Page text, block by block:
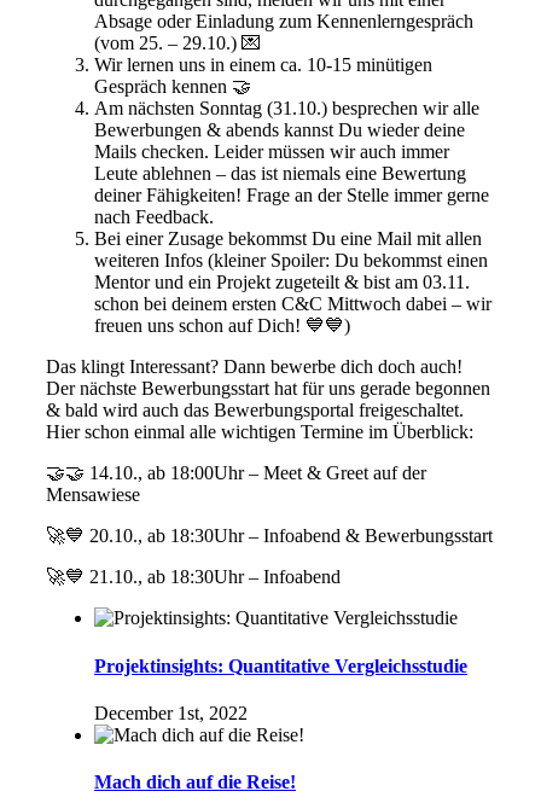
Absage oder Einladung zum Kennenlerngespräch
(vom 25. – 29.10.) 💌
Wir lernen uns in einem ca. 10-15 minütigen
Gespräch kennen 🤝
Am nächsten Sonntag (31.10.) besprechen wir alle
Bewerbungen & abends kannst Du wieder deine
Mails checken. Leider müssen wir auch immer
Leute ablehnen – das ist niemals eine Bewertung
deiner Fähigkeiten! Frage an der Stelle immer gerne
nach Feedback.
Bei einer Zusage bekommst Du eine Mail mit allen
weiteren Infos (kleiner Spoiler: Du bekommst einen
Mentor und ein Projekt zugeteilt & bist am 03.11.
schon bei deinem ersten C&C Mittwoch dabei – wir
freuen uns schon auf Dich! 💙💙)
Das klingt Interessant? Dann bewerbe dich doch auch!
Der nächste Bewerbungsstart hat für uns gerade begonnen
& bald wird auch das Bewerbungsportal freigeschaltet.
Hier schon einmal alle wichtigen Termine im Überblick:
🤝🤝 14.10., ab 18:00Uhr – Meet & Greet auf der
Mensawiese
🚀💙 20.10., ab 18:30Uhr – Infoabend & Bewerbungsstart
🚀💙 21.10., ab 18:30Uhr – Infoabend
Projektinsights: Quantitative Vergleichsstudie
December 1st, 2022
Mach dich auf die Reise!